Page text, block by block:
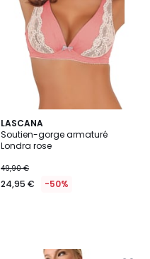
LASCANA
Soutien-gorge armaturé
Londra rose
49,90 €
24,95 € -50%